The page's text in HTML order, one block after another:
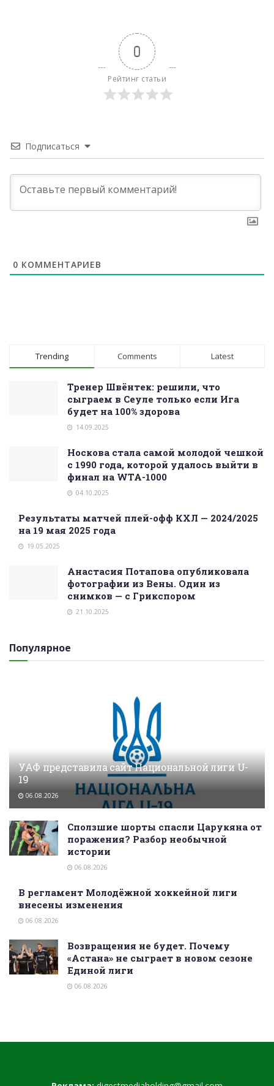
0
Рейтинг статьи
Подписаться
0 КОММЕНТАРИЕВ
Trending Comments Latest
Тренер Швёнтек: решили, что
сыграем в Сеуле только если Ига
будет на 100% здорова
14.09.2025
Носкова стала самой молодой чешкой
с 1990 года, которой удалось выйти в
финал на WTA-1000
04.10.2025
Результаты матчей плей-офф КХЛ — 2024/2025
на 19 мая 2025 года
19.05.2025
Анастасия Потапова опубликовала
фотографии из Вены. Один из
снимков — с Грикспором
21.10.2025
Популярное
УАФ представила сайт Национальной лиги U-
19
06.08.2026
Сползшие шорты спасли Царукяна от
поражения? Разбор необычной
истории
06.08.2026
В регламент Молодёжной хоккейной лиги
внесены изменения
06.08.2026
Возвращения не будет. Почему
«Астана» не сыграет в новом сезоне
Единой лиги
06.08.2026